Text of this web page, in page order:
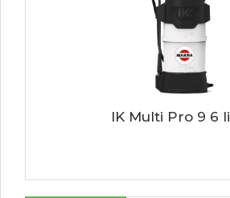
IK Multi Pro 9 6